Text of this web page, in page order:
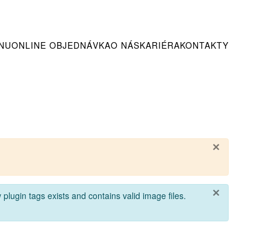
ONLINE OBJEDNÁVKAO NÁSKARIÉRAKONTAKTY
×
×
tags exists and contains valid image files.